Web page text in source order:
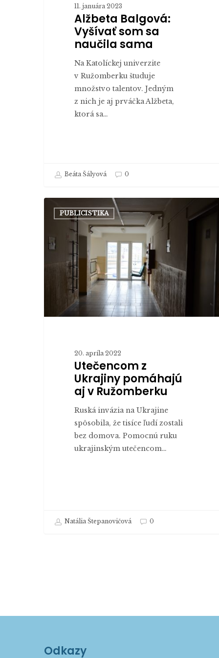
11. januára 2023
Alžbeta Balgová:
Vyšívať som sa
naučila sama
Na Katolíckej univerzite
v Ružomberku študuje
množstvo talentov. Jedným
z nich je aj prváčka Alžbeta,
ktorá sa…
Beáta Šályová 0
Ukrajiny
pomáhajú
Ružomberku
PUBLICISTIKA
20. apríla 2022
Utečencom z
Ukrajiny pomáhajú
aj v Ružomberku
Ruská invázia na Ukrajine
spôsobila, že tisíce ľudí zostali
bez domova. Pomocnú ruku
ukrajinským utečencom…
Natália Štepanovičová 0
Odkazy